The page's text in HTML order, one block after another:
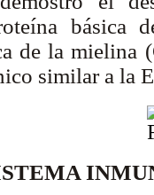
básica
de la mielina
similar a la